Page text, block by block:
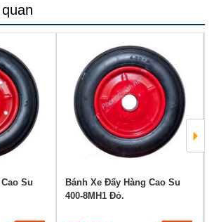
Su
Bánh Xe Đẩy Hàng Cao Su
400-8MH1 Đỏ.